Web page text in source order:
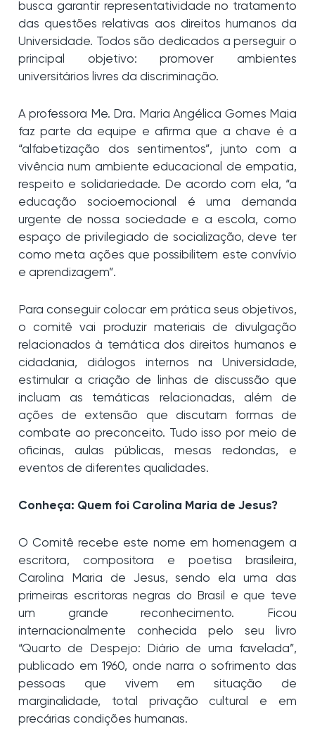
busca garantir representatividade no tratamento
das questões relativas aos direitos humanos da
Universidade. Todos são dedicados a perseguir o
principal objetivo: promover ambientes
universitários livres da discriminação.
A professora Me. Dra. Maria Angélica Gomes Maia
faz parte da equipe e afirma que a chave é a
“alfabetização dos sentimentos”, junto com a
vivência num ambiente educacional de empatia,
respeito e solidariedade. De acordo com ela, “a
educação socioemocional é uma demanda
urgente de nossa sociedade e a escola, como
espaço de privilegiado de socialização, deve ter
como meta ações que possibilitem este convívio
e aprendizagem”.
Para conseguir colocar em prática seus objetivos,
o comitê vai produzir materiais de divulgação
relacionados à temática dos direitos humanos e
cidadania, diálogos internos na Universidade,
estimular a criação de linhas de discussão que
incluam as temáticas relacionadas, além de
ações de extensão que discutam formas de
combate ao preconceito. Tudo isso por meio de
oficinas, aulas públicas, mesas redondas, e
eventos de diferentes qualidades.
Conheça: Quem foi Carolina Maria de Jesus?
O Comitê recebe este nome em homenagem a
escritora, compositora e poetisa brasileira,
Carolina Maria de Jesus, sendo ela uma das
primeiras escritoras negras do Brasil e que teve
um grande reconhecimento. Ficou
internacionalmente conhecida pelo seu livro
“Quarto de Despejo: Diário de uma favelada”,
publicado em 1960, onde narra o sofrimento das
pessoas que vivem em situação de
marginalidade, total privação cultural e em
precárias condições humanas.